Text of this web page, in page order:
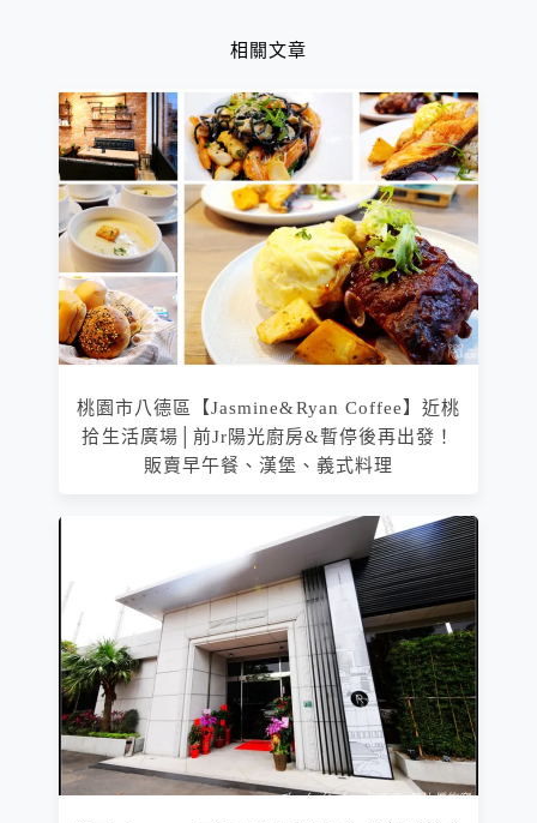
相關文章
桃園市八德區【Jasmine&Ryan Coffee】近桃
拾生活廣場│前Jr陽光廚房&暫停後再出發！
販賣早午餐、漢堡、義式料理